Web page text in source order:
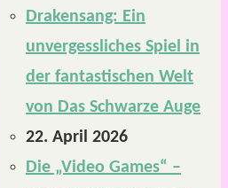
Drakensang: Ein
unvergessliches Spiel in
der fantastischen Welt
von Das Schwarze Auge
22. April 2026
Die „Video Games“ –